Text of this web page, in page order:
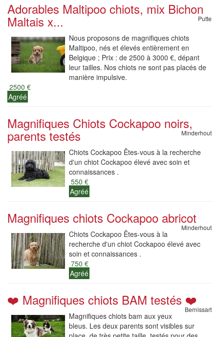
Adorables Maltipoo chiots, mix Bichon
Maltais x... Putte
Nous proposons de magnifiques chiots
Maltipoo, nés et élevés entièrement en
Belgique ; Prix : de 2500 à 3000 €, dépant
leur tailles. Nos chiots ne sont pas placés de
manière impulsive.
2500 €
Agréé
Magnifiques Chiots Cockapoo noirs,
parents testés Minderhout
Chiots Cockapoo Êtes-vous à la recherche
d'un chiot Cockapoo élevé avec soin et
connaissances .
550 €
Agréé
Magnifiques chiots Cockapoo abricot
Minderhout
Chiots Cockapoo Êtes-vous à la
recherche d'un chiot Cockapoo élevé avec
soin et connaissances .
750 €
Agréé
❤️ Magnifiques chiots BAM testés ❤️
Bernissart
Magnifiques chiots bam aux yeux
bleus. Les deux parents sont visibles sur